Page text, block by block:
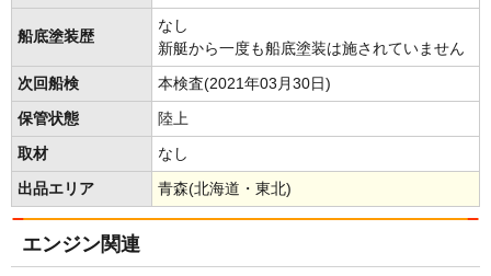
船底塗装歴
なし
新艇から一度も船底塗装は施されていません
次回船検 本検査(2021年03月30日)
保管状態 陸上
取材 なし
出品エリア 青森(北海道・東北)
エンジン関連